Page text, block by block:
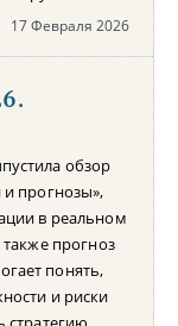
17 Февраля 2026
обзор
и прогнозы»,
в реальном
прогноз
понять,
и риски